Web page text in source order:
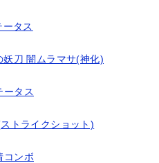
タス
妖刀 闇ムラマサ(神化)
ータス
トライクショット)
コンボ